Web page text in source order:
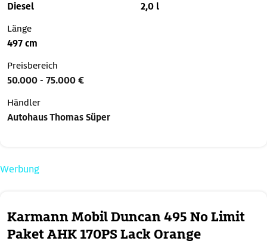
Karmann Mobil Duncan 495 No Limit
Paket AHK 170PS Lack Orange
Diesel
2,0 l
Länge
497 cm
Preisbereich
50.000 - 75.000 €
Händler
Autohaus Thomas Süper
Werbung